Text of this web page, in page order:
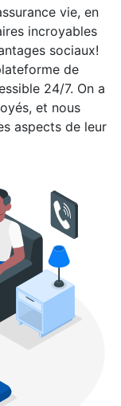
vie, en
incroyables
sociaux!
de
24/7. On a
et nous
aspects de leur